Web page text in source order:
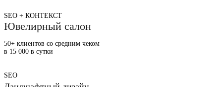
SEO + КОНТЕКСТ
Ювелирный салон
50+ клиентов со средним чеком
в 15 000 в сутки
SEO